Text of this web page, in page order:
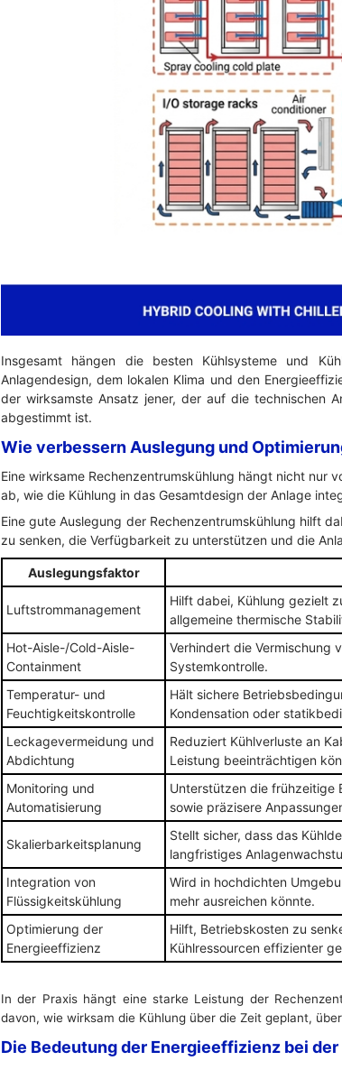
Insgesamt hängen die besten Kühlsysteme und
Anlagendesign, dem lokalen Klima und den
der wirksamste Ansatz jener, der auf die technischen
abgestimmt ist.
Wie verbessern Auslegung und
Eine wirksame Rechenzentrumskühlung hängt nicht nur
ab, wie die Kühlung in das Gesamtdesign der Anlage
Eine gute Auslegung der Rechenzentrumskühlung hilft
zu senken, die Verfügbarkeit zu unterstützen und die
Auslegungsfaktor
Luftstrommanagement
Hilft dabei, Kühlung gezielt
allgemeine thermische
Hot-Aisle-/Cold-Aisle-
Containment
Verhindert die Vermischung
Systemkontrolle.
Temperatur- und
Feuchtigkeitskontrolle
Hält sichere
Kondensation oder
Leckagevermeidung und
Abdichtung
Reduziert Kühlverluste an
Leistung beeinträchtigen
Monitoring und
Automatisierung
Unterstützen die frühzeitige
sowie präzisere
Skalierbarkeitsplanung
Stellt sicher, dass das
langfristiges
Integration von
Flüssigkeitskühlung
Wird in hochdichten
mehr ausreichen könnte.
Optimierung der
Energieeffizienz
Hilft, Betriebskosten zu
Kühlressourcen effizienter
In der Praxis hängt eine starke Leistung der
davon, wie wirksam die Kühlung über die Zeit geplant,
Die Bedeutung der Energieeffizienz bei